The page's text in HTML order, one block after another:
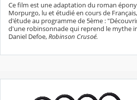
Ce film est une adaptation du roman
Morpurgo, lu et étudié en cours de
d'étude au programme de 5ème :
d'une robinsonnade qui reprend le mythe
Daniel Defoe,Robinson Crusoé.